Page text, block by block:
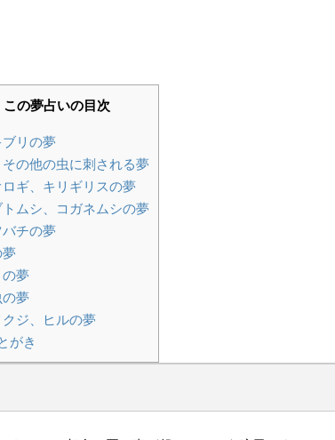
この夢占いの目次
ブリの夢
の他の虫に刺される夢
ギ、キリギリスの夢
ムシ、コガネムシの夢
チの夢
夢
夢
ジ、ヒルの夢
がき